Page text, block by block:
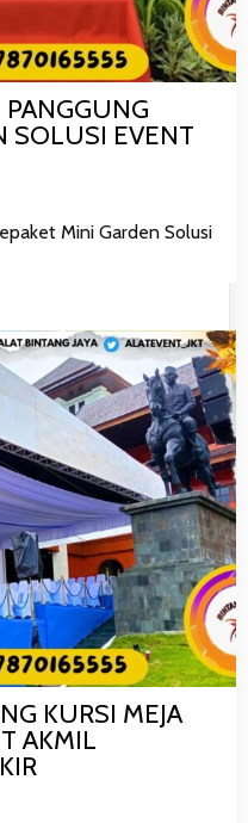
SOLUSI EVENT
Mini Garden Solusi
KURSI MEJA
AKMIL